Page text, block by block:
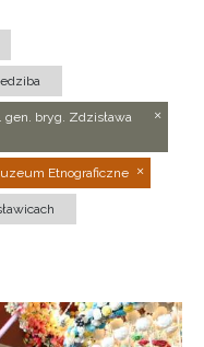
gen. bryg. Zdzisława
Etnograficzne